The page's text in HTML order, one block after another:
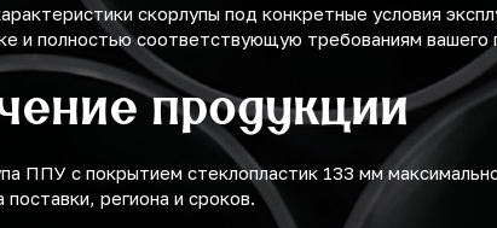
скорлупы под конкретные условия
и полностью соответствующую требованиям вашего
продукции
ППУ с покрытием стеклопластик 133 мм
региона и сроков.